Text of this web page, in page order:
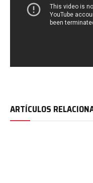
ARTÍCULOS